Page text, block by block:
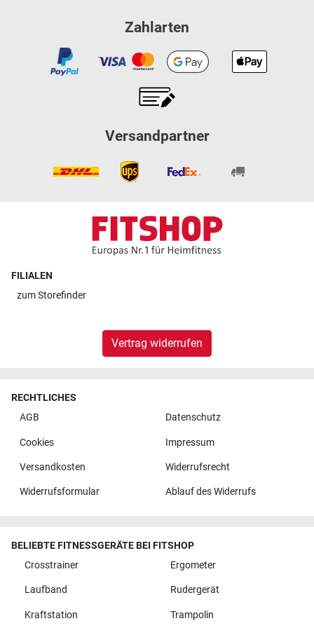
Zahlarten
Versandpartner
FILIALEN
zumStorefinder
Vertrag widerrufen
RECHTLICHES
AGB
Datenschutz
Cookies Impressum
Versandkosten Widerrufsrecht
Widerrufsformular Ablauf des Widerrufs
BELIEBTE FITNESSGERÄTE BEI FITSHOP
Crosstrainer
Ergometer
Laufband Rudergerät
Kraftstation Trampolin